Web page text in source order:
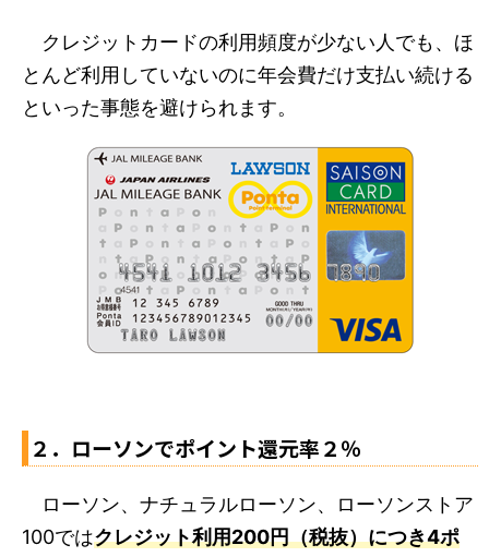
クレジットカードの利用頻度が少ない人でも、ほ
とんど利用していないのに年会費だけ支払い続ける
といった事態を避けられます。
２．ローソンでポイント還元率２％
ローソン、ナチュラルローソン、ローソンストア
100ではクレジット利用200円（税抜）につき4ポ